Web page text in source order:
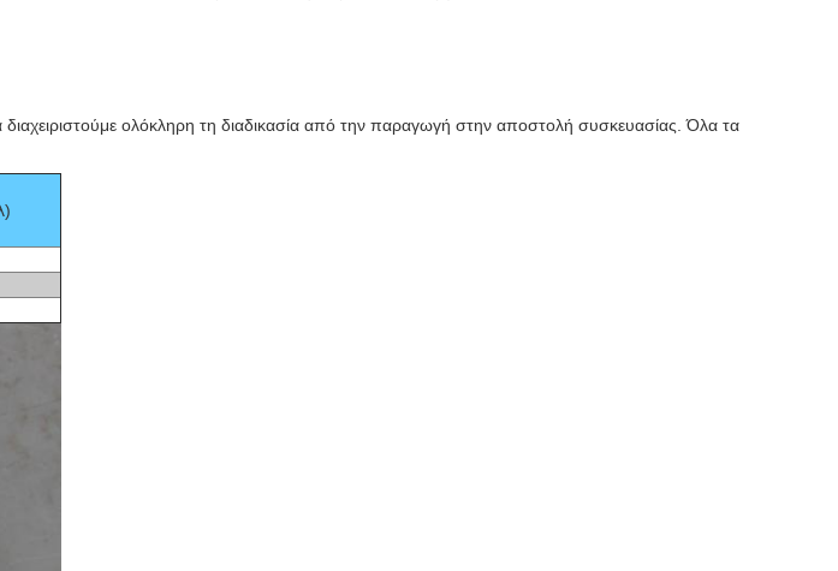
ολόκληρη τη διαδικασία από την παραγωγή στην αποστολή συσκευασίας. Όλα τα